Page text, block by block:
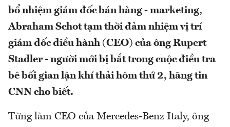
bổ nhiệm giám đốc bán hàng - marketing,
Abraham Schot tạm thời đảm nhiệm vị trí
giám đốc điều hành (CEO) của ông Rupert
Stadler - người mới bị bắt trong cuộc điều tra
bê bối gian lận khí thải hôm thứ 2, hãng tin
CNN cho biết.
Từng làm CEO của Mercedes-Benz Italy, ông